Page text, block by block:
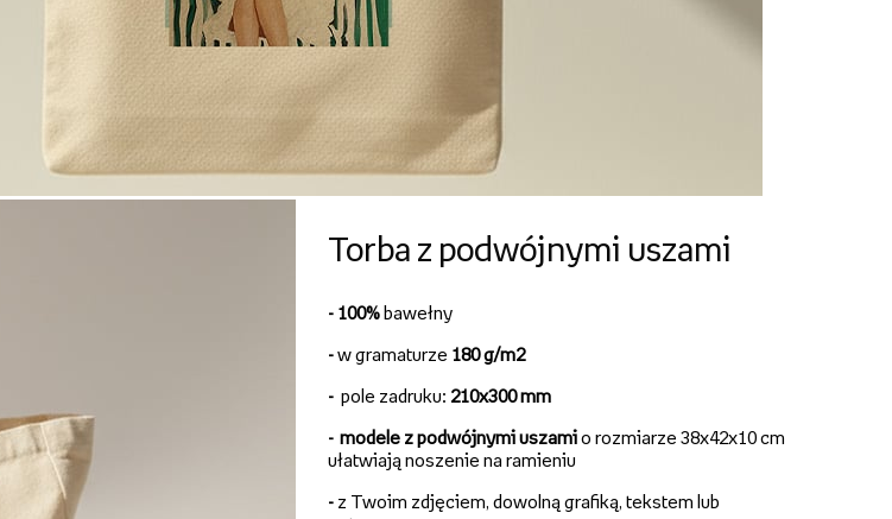
Torba z podwójnymi uszami
- 100% bawełny
-w gramaturze 180 g/m2
- pole zadruku: 210x300 mm
- modele z podwójnymi uszamio rozmiarze 38x42x10 cm
ułatwiają noszenie na ramieniu
-z Twoim zdjęciem, dowolną grafiką, tekstem lub